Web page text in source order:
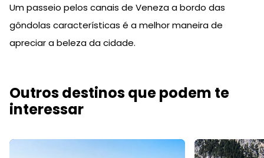
Um passeio pelos canais de Veneza a bordo das
gôndolas características é a melhor maneira de
apreciar a beleza da cidade.
Outros destinos que podem te
interessar